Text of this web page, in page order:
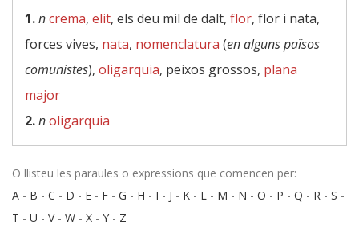
1.ncrema, elit, els deu mil de dalt, flor, flor i nata,
forces vives, nata, nomenclatura (en alguns països
comunistes), oligarquia, peixos grossos, plana
major
2.noligarquia
O llisteu les paraules o expressions que comencen per:
A - B - C - D - E - F - G - H - I - J - K - L - M - N - O - P - Q - R - S -
T - U - V- W - X - Y - Z